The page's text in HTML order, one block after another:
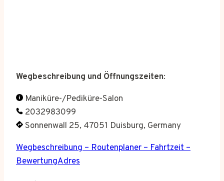
Wegbeschreibung und Öffnungszeiten:
Maniküre-/Pediküre-Salon
2032983099
Sonnenwall 25, 47051 Duisburg, Germany
Wegbeschreibung – Routenplaner – Fahrtzeit –
BewertungAdres